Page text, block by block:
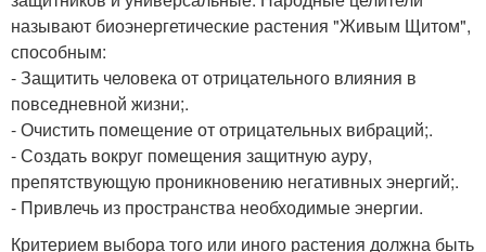
называют биоэнергетические растения "Живым Щитом",
способным:
- Защитить человека от отрицательного влияния в
повседневной жизни;.
- Очистить помещение от отрицательных вибраций;.
- Создать вокруг помещения защитную ауру,
препятствующую проникновению негативных энергий;.
- Привлечь из пространства необходимые энергии.
Критерием выбора того или иного растения должна быть